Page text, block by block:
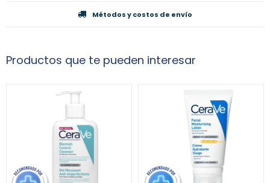
Métodos y costos de envío
Productos que te pueden interesar